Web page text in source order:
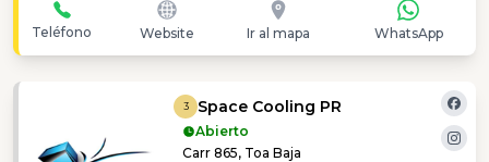
Teléfono Website Ir al mapa WhatsApp
3 Space Cooling PR
Abierto
Carr 865, Toa Baja